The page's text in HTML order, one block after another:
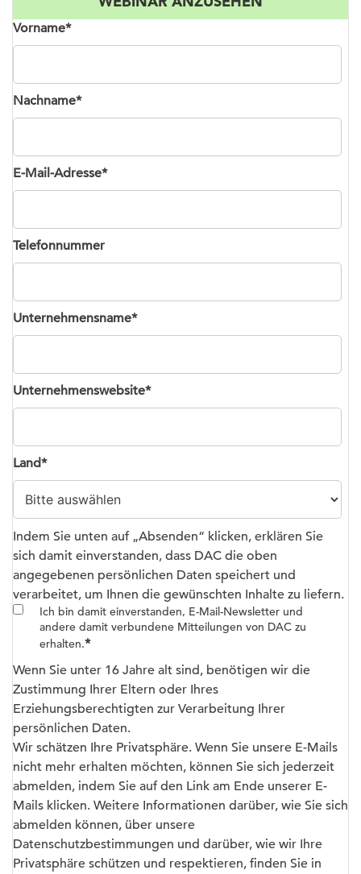
Vorname*
Nachname*
E-Mail-Adresse*
Telefonnummer
Unternehmensname*
Unternehmenswebsite*
Land*
Indem Sie unten auf „Absenden“ klicken, erklären Sie
sich damit einverstanden, dass DAC die oben
angegebenen persönlichen Daten speichert und
verarbeitet, um Ihnen die gewünschten Inhalte zu liefern.
Ich bin damit einverstanden, E-Mail-Newsletter und
andere damit verbundene Mitteilungen von DAC zu
erhalten.*
Wenn Sie unter 16 Jahre alt sind, benötigen wir die
Zustimmung Ihrer Eltern oder Ihres
Erziehungsberechtigten zur Verarbeitung Ihrer
persönlichen Daten.
Wir schätzen Ihre Privatsphäre. Wenn Sie unsere E-Mails
nicht mehr erhalten möchten, können Sie sich jederzeit
abmelden, indem Sie auf den Link am Ende unserer E-
Mails klicken. Weitere Informationen darüber, wie Sie sich
abmelden können, über unsere
Datenschutzbestimmungen und darüber, wie wir Ihre
Privatsphäre schützen und respektieren, finden Sie in